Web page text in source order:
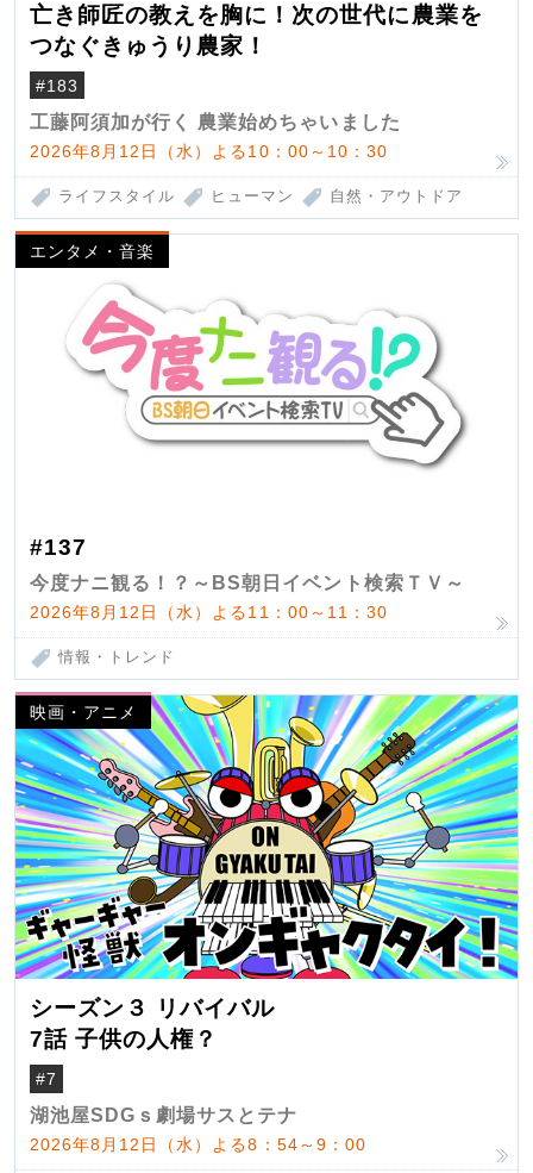
亡き師匠の教えを胸に！次の世代に農業を
つなぐきゅうり農家！
#183
工藤阿須加が行く 農業始めちゃいました
2026年8月12日（水）よる10：00～10：30
ライフスタイル ヒューマン 自然・アウトドア
エンタメ・音楽
#137
今度ナニ観る！？～BS朝日イベント検索ＴＶ～
2026年8月12日（水）よる11：00～11：30
情報・トレンド
映画・アニメ
シーズン３ リバイバル
7話 子供の人権？
#7
湖池屋SDGｓ劇場サスとテナ
2026年8月12日（水）よる8：54～9：00